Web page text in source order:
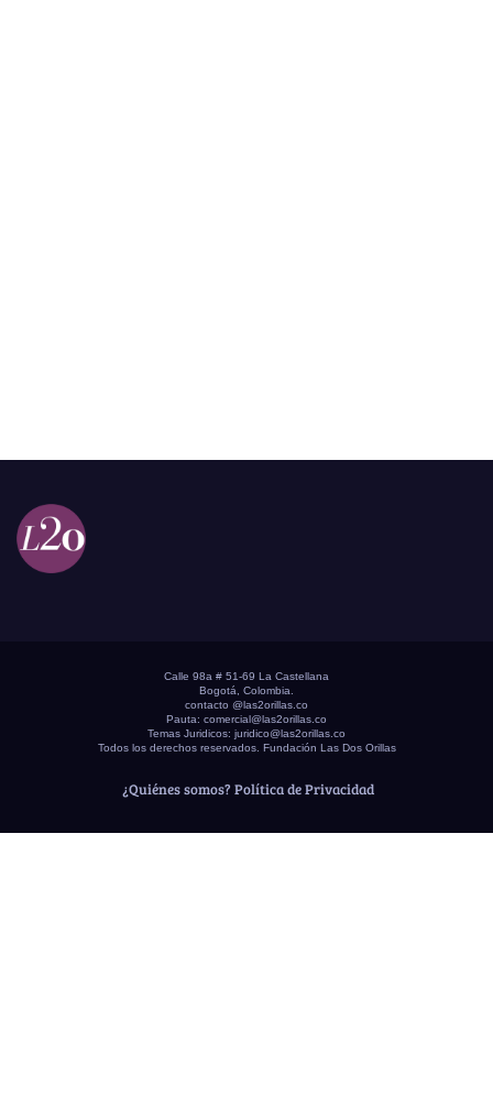
Calle 98a # 51-69 La Castellana
Bogotá, Colombia.
contacto @las2orillas.co
Pauta: comercial@las2orillas.co
Temas Juridicos: juridico@las2orillas.co
Todos los derechos reservados. Fundación Las Dos Orillas
¿Quiénes somos? Política de Privacidad